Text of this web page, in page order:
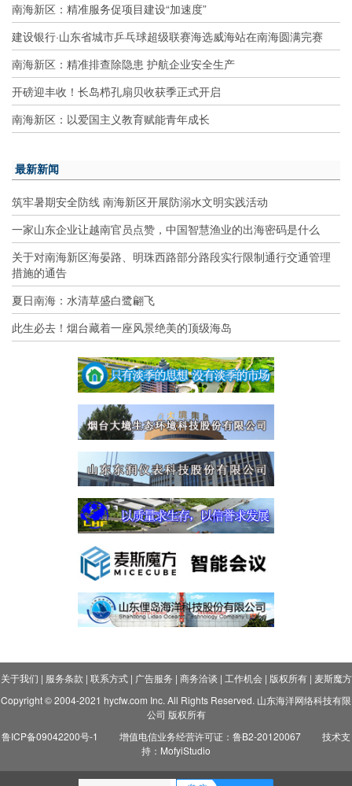
南海新区：精准服务促项目建设“加速度”
建设银行·山东省城市乒乓球超级联赛海选威海站在南海圆满完赛
南海新区：精准排查除隐患 护航企业安全生产
开磅迎丰收！长岛栉孔扇贝收获季正式开启
南海新区：以爱国主义教育赋能青年成长
最新新闻
筑牢暑期安全防线 南海新区开展防溺水文明实践活动
一家山东企业让越南官员点赞，中国智慧渔业的出海密码是什么
关于对南海新区海晏路、明珠西路部分路段实行限制通行交通管理
措施的通告
夏日南海：水清草盛白鹭翩飞
此生必去！烟台藏着一座风景绝美的顶级海岛
关于我们 | 服务条款 | 联系方式| 广告服务 | 商务洽谈 | 工作机会| 版权所有| 麦斯魔方
Copyright © 2004-2021 hycfw.com Inc. All Rights Reserved. 山东海洋网络科技有限
公司 版权所有
鲁ICP备09042200号-1
增值电信业务经营许可证：鲁B2-20120067
技术支
持：MofyiStudio